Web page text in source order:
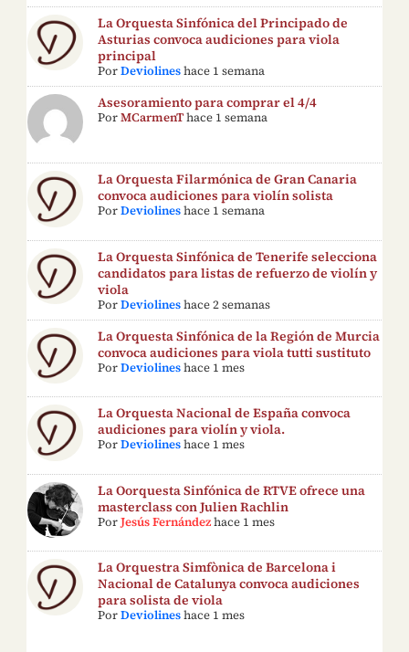
La Orquesta Sinfónica del Principado de
Asturias convoca audiciones para viola
principal
PorDeviolines hace 1 semana
Asesoramiento para comprar el 4/4
PorMCarmenThace 1 semana
La Orquesta Filarmónica de Gran Canaria
convoca audiciones para violín solista
PorDeviolines hace 1 semana
La Orquesta Sinfónica de Tenerife selecciona
candidatos para listas de refuerzo de violín y
viola
PorDeviolines hace 2 semanas
La Orquesta Sinfónica de la Región de Murcia
convoca audiciones para viola tutti sustituto
PorDeviolines hace 1 mes
La Orquesta Nacional de España convoca
audiciones para violín y viola.
PorDeviolines hace 1 mes
La Oorquesta Sinfónica de RTVE ofrece una
masterclass con Julien Rachlin
PorJesús Fernández hace 1 mes
La Orquestra Simfònica de Barcelona i
Nacional de Catalunya convoca audiciones
para solista de viola
PorDeviolines hace 1 mes